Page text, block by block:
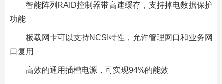
智能阵列RAID控制器带高速缓存，支持掉电数据保护
功能
板载网卡可以支持NCSI特性，允许管理网口和业务网
口复用
高效的通用插槽电源，可实现94%的能效